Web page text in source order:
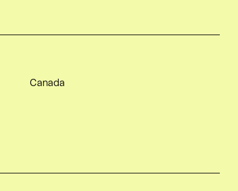
Canada